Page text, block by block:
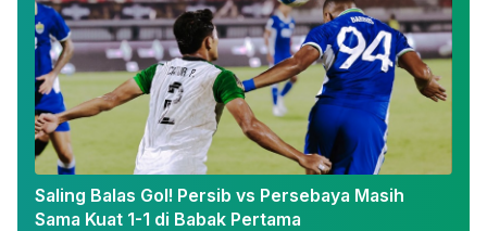
Saling Balas Gol! Persib vs Persebaya Masih
Sama Kuat 1-1 di Babak Pertama